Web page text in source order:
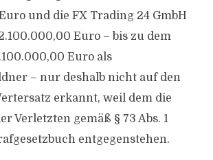
und die FX Trading 24 GmbH
Euro – bis zu dem
Euro als
– nur deshalb nicht auf den
erkannt, weil dem die
Verletzten gemäß § 73 Abs. 1
entgegenstehen.